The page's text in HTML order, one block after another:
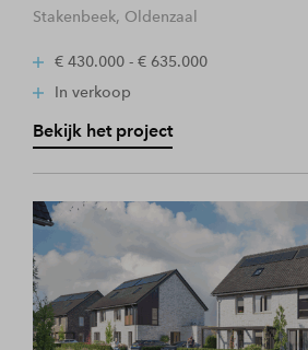
Stakenbeek, Oldenzaal
€ 430.000 - € 635.000
In verkoop
Bekijk het project